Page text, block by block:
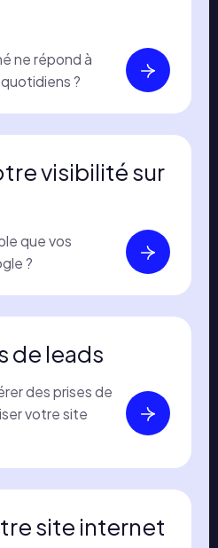
ne répond à
?
visibilité sur
que vos
?
de leads
des prises de
votre site
site internet